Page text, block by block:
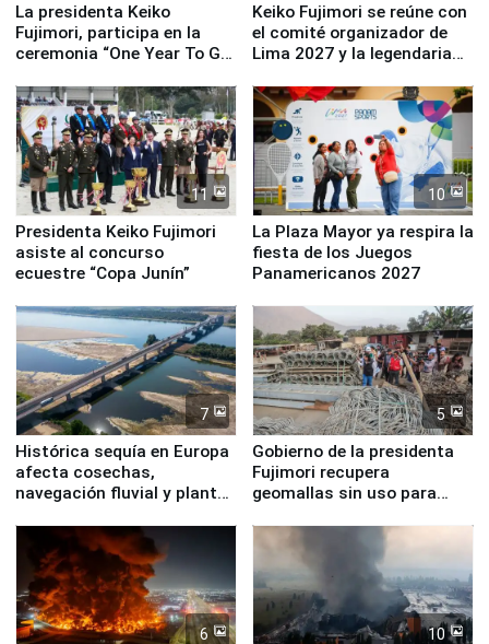
La presidenta Keiko
Fujimori, participa en la
ceremonia “One Year To Go
Keiko Fujimori se reúne con
el comité organizador de
Lima 2027 y la legendaria
11
Presidenta Keiko Fujimori
asiste al concurso
ecuestre “Copa Junín”
10
La Plaza Mayor ya respira la
fiesta de los Juegos
Panamericanos 2027
7
Histórica sequía en Europa
afecta cosechas,
navegación fluvial y plantas
5
Gobierno de la presidenta
Fujimori recupera
geomallas sin uso para
Fenómeno El Niño
6 10